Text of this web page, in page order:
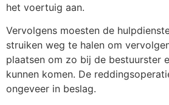
het voertuig aan.
Vervolgens moesten de
struiken weg te halen om
plaatsen om zo bij de bestuurster
kunnen komen. De
ongeveer in beslag.